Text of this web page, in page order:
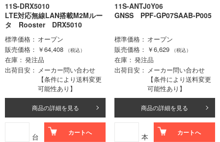
11S-DRX5010
LTE対応無線LAN搭載M2Mルー
タ Rooster DRX5010
標準価格
オープン
販売価格
￥64,408 （税込）
在庫
発注品
出荷目安
メーカー問い合わせ
【条件により送料変更
可能性あり】
商品の詳細を見る
台 カートへ
11S-ANTJ0Y06
GNSS PPF-GP07SAAB-P005
標準価格
オープン
販売価格
￥6,629 （税込）
在庫
発注品
出荷目安
メーカー問い合わせ
【条件により送料変更
可能性あり】
商品の詳細を見る
本 カートへ